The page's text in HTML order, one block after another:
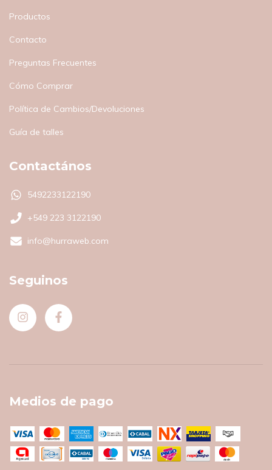
Productos
Contacto
Preguntas Frecuentes
Cómo Comprar
Política de Cambios/Devoluciones
Guía de talles
Contactános
5492233122190
+549 223 3122190
info@hurraweb.com
Seguinos
Medios de pago